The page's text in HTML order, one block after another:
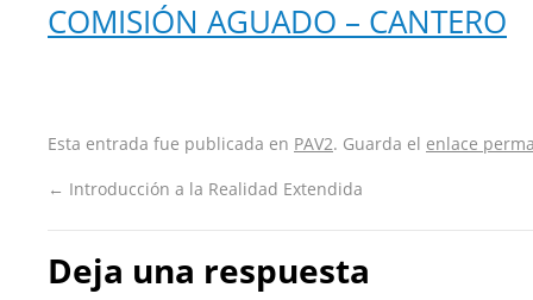
COMISIÓN AGUADO – CANTERO
Esta entrada fue publicada en PAV2. Guarda el enlace
← Introducción a la Realidad Extendida
Deja una respuesta